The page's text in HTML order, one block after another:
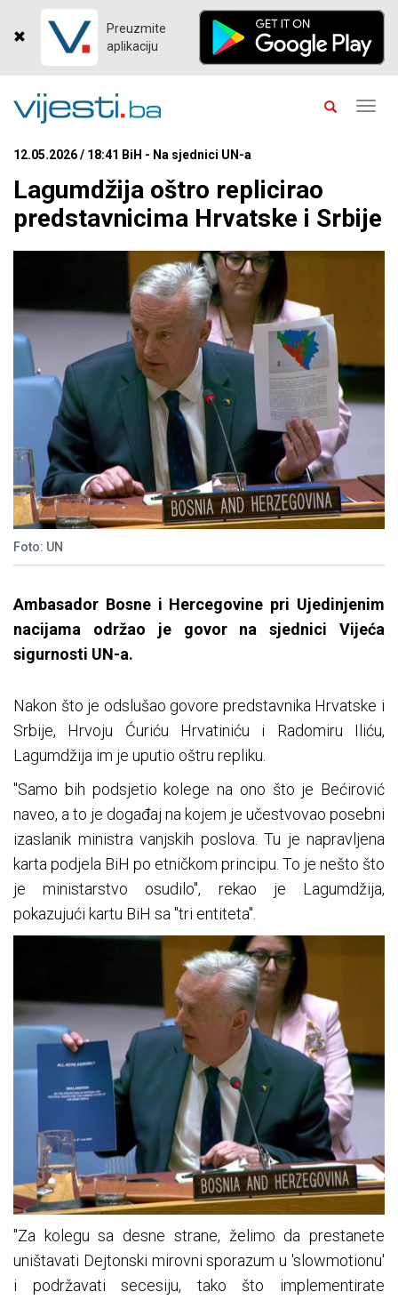
Preuzmite
aplikaciju
12.05.2026 / 18:41 BiH - Na sjednici UN-a
Lagumdžija oštro replicirao
predstavnicima Hrvatske i Srbije
Foto: UN
Ambasador Bosne i Hercegovine pri Ujedinjenim
nacijama održao je govor na sjednici Vijeća
sigurnosti UN-a.
Nakon što je odslušao govore predstavnika Hrvatske i
Srbije, Hrvoju Ćuriću Hrvatiniću i Radomiru Iliću,
Lagumdžija im je uputio oštru repliku.
"Samo bih podsjetio kolege na ono što je Bećirović
naveo, a to je događaj na kojem je učestvovao posebni
izaslanik ministra vanjskih poslova. Tu je napravljena
karta podjela BiH po etničkom principu. To je nešto što
je ministarstvo osudilo", rekao je Lagumdžija,
pokazujući kartu BiH sa "tri entiteta".
"Za kolegu sa desne strane, želimo da prestanete
uništavati Dejtonski mirovni sporazum u 'slowmotionu'
i podržavati secesiju, tako što implementirate